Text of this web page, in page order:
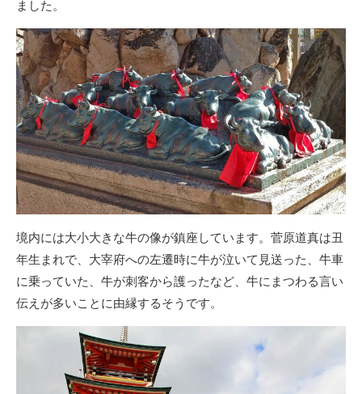
ました。
境内には大小大きな牛の像が鎮座しています。菅原道真は丑
年生まれで、大宰府への左遷時に牛が泣いて見送った、牛車
に乗っていた、牛が刺客から護ったなど、牛にまつわる言い
伝えが多いことに由縁するそうです。